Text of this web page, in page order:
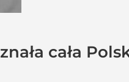
cała